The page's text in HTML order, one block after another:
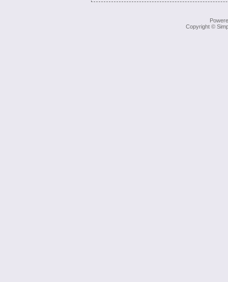
Copyright ©